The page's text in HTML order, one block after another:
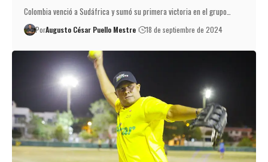
Colombia venció a Sudáfrica y sumó su primera victoria en el grupo…
PorAugusto César Puello Mestre 18 de septiembre de 2024